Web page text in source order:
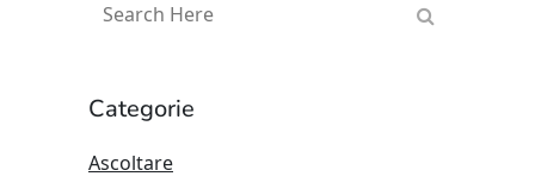
Categorie
Ascoltare